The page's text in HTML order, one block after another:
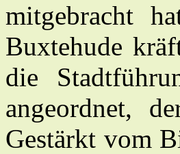
mitgebracht
Buxtehude
die
angeordnet,
Gestärkt vom